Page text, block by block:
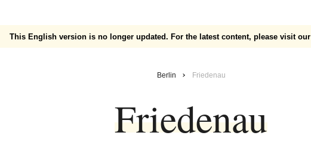
This English version is no longer updated. For the latest content, please visit our
Berlin Friedenau
Friedenau